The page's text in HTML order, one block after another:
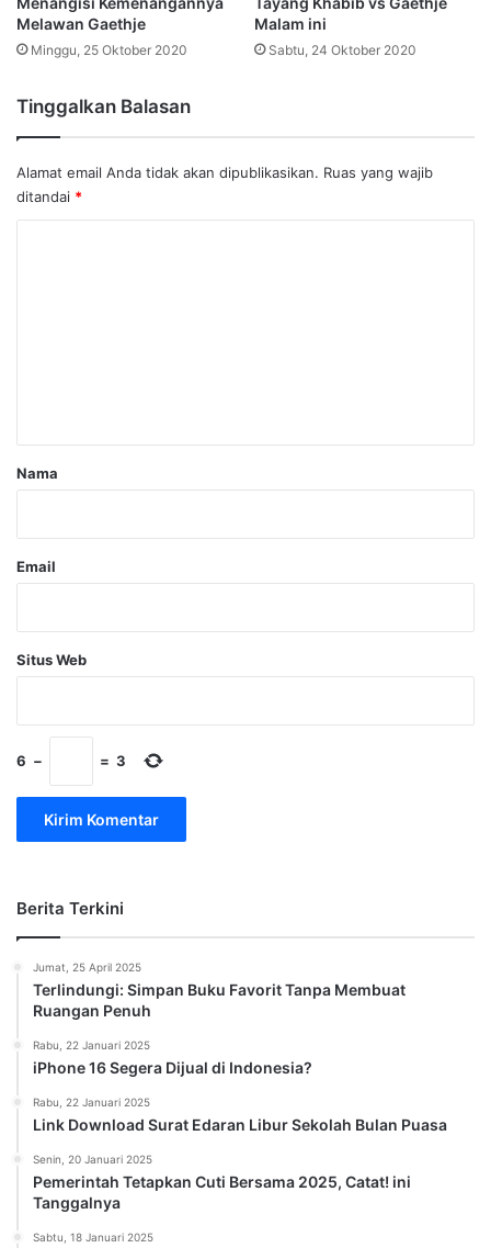
Melawan Gaethje
Minggu, 25 Oktober 2020
Malam ini
Sabtu, 24 Oktober 2020
Tinggalkan Balasan
Alamat email Anda tidak akan dipublikasikan. Ruas yang wajib
ditandai *
rNama
Email
Situs Web
6 − = 3
Berita Terkini
Jumat, 25 April 2025
Terlindungi: Simpan Buku Favorit Tanpa Membuat
Ruangan Penuh
Rabu, 22 Januari 2025
iPhone 16 Segera Dijual di Indonesia?
Rabu, 22 Januari 2025
Link Download Surat Edaran Libur Sekolah Bulan Puasa
Senin, 20 Januari 2025
Pemerintah Tetapkan Cuti Bersama 2025, Catat! ini
Tanggalnya
Sabtu, 18 Januari 2025